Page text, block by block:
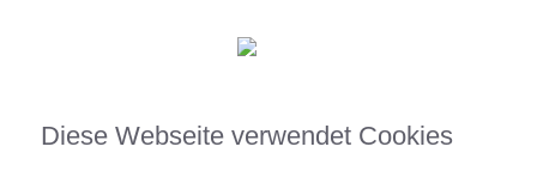
Diese Webseite verwendet Cookies